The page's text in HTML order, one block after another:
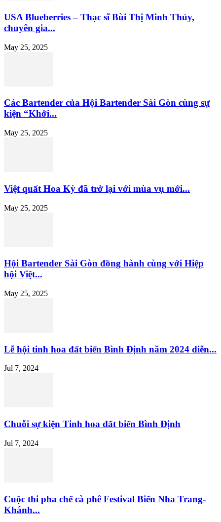
USA Blueberries – Thạc sĩ Bùi Thị Minh Thủy,
chuyên gia...
May 25, 2025
Các Bartender của Hội Bartender Sài Gòn cùng sự
kiện “Khởi...
May 25, 2025
Việt quất Hoa Kỳ đã trở lại với mùa vụ mới...
May 25, 2025
Hội Bartender Sài Gòn đồng hành cùng với Hiệp
hội Việt...
May 25, 2025
Lễ hội tinh hoa đất biển Bình Định năm 2024 diễn...
Jul 7, 2024
Chuỗi sự kiện Tinh hoa đất biển Bình Định
Jul 7, 2024
Cuộc thi pha chế cà phê Festival Biển Nha Trang-
Khánh...